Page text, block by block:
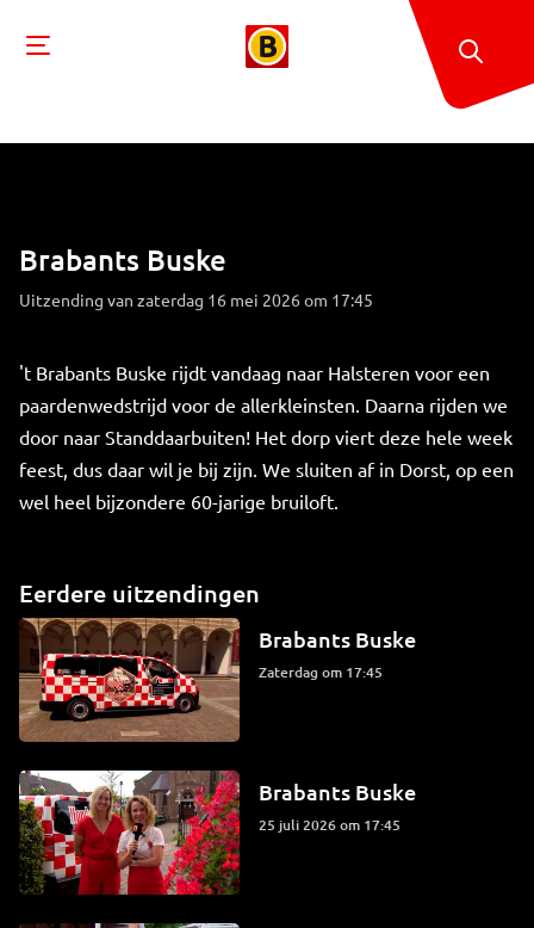
Brabants Buske
Uitzending van zaterdag 16 mei 2026 om 17:45
't Brabants Buske rijdt vandaag naar Halsteren voor een
paardenwedstrijd voor de allerkleinsten. Daarna rijden we
door naar Standdaarbuiten! Het dorp viert deze hele week
feest, dus daar wil je bij zijn. We sluiten af in Dorst, op een
wel heel bijzondere 60-jarige bruiloft.
Eerdere uitzendingen
Brabants Buske
zaterdag om 17:45
Brabants Buske
25 juli 2026 om 17:45